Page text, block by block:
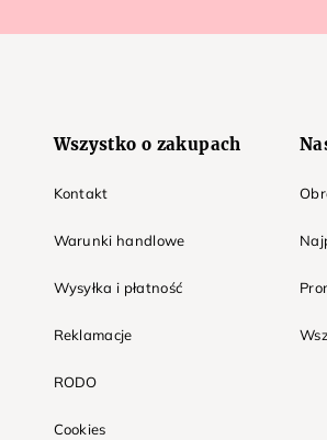
Wszystko o zakupach
Kontakt
Warunki handlowe
Wysyłka i płatność
Reklamacje
RODO
Cookies